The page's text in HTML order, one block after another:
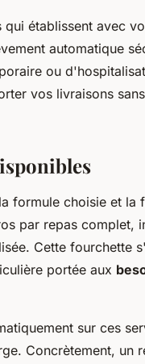
établissent avec
automatique
ou
vos livraisons
formule choisie et la
par repas complet,
Cette fourchette
portée aux
sur ces
Concrètement, un